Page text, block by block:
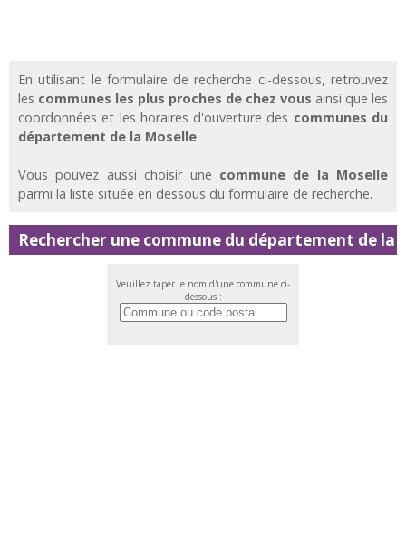
En utilisant le formulaire de recherche ci-dessous, retrouvez
les communes les plus proches de chez vous ainsi que les
coordonnées et les horaires d'ouverture des communes du
département de la Moselle.
Vous pouvez aussi choisir une commune de la Moselle
parmi la liste située en dessous du formulaire de recherche.
Rechercher une commune du département de la
Veuillez taper le nom d'une commune ci-
dessous :